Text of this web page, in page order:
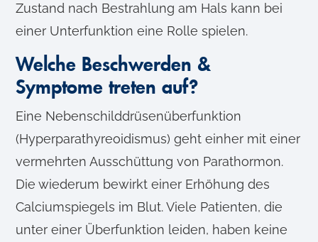
Zustand nach Bestrahlung am Hals kann bei
einer Unterfunktion eine Rolle spielen.
Welche Beschwerden &
Symptome treten auf?
Eine Nebenschilddrüsenüberfunktion
(Hyperparathyreoidismus) geht einher mit einer
vermehrten Ausschüttung von Parathormon.
Die wiederum bewirkt einer Erhöhung des
Calciumspiegels im Blut. Viele Patienten, die
unter einer Überfunktion leiden, haben keine